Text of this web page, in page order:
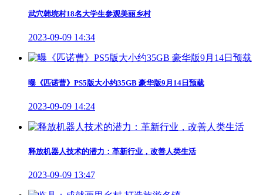
武穴韩垸村18名大学生参观美丽乡村
2023-09-09 14:34
曝《匹诺曹》PS5版大小约35GB 豪华版9月14日预载
2023-09-09 14:24
释放机器人技术的潜力：革新行业，改善人类生活
2023-09-09 13:47